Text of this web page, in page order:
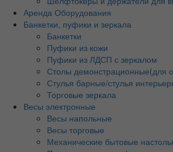
Аренда Оборудования
Банкетки, пуфики и зеркала
Банкетки
Пуфики из кожи
Пуфики из ЛДСП с зеркалом
Столы демонстрационные(для
Стулья барные/стулья
Торговые зеркала
Весы электронные
Весы напольные
Весы торговые
Механические бытовые